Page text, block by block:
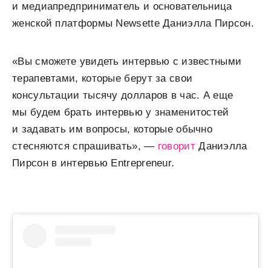
и медиапредприниматель и основательница
женской платформы Newsette Даниэлла Пирсон.
«Вы сможете увидеть интервью с известными
терапевтами, которые берут за свои
консультации тысячу долларов в час. А еще
мы будем брать интервью у знаменитостей
и задавать им вопросы, которые обычно
стесняются спрашивать», — говоритДаниэлла
Пирсон в интервью Entrepreneur.